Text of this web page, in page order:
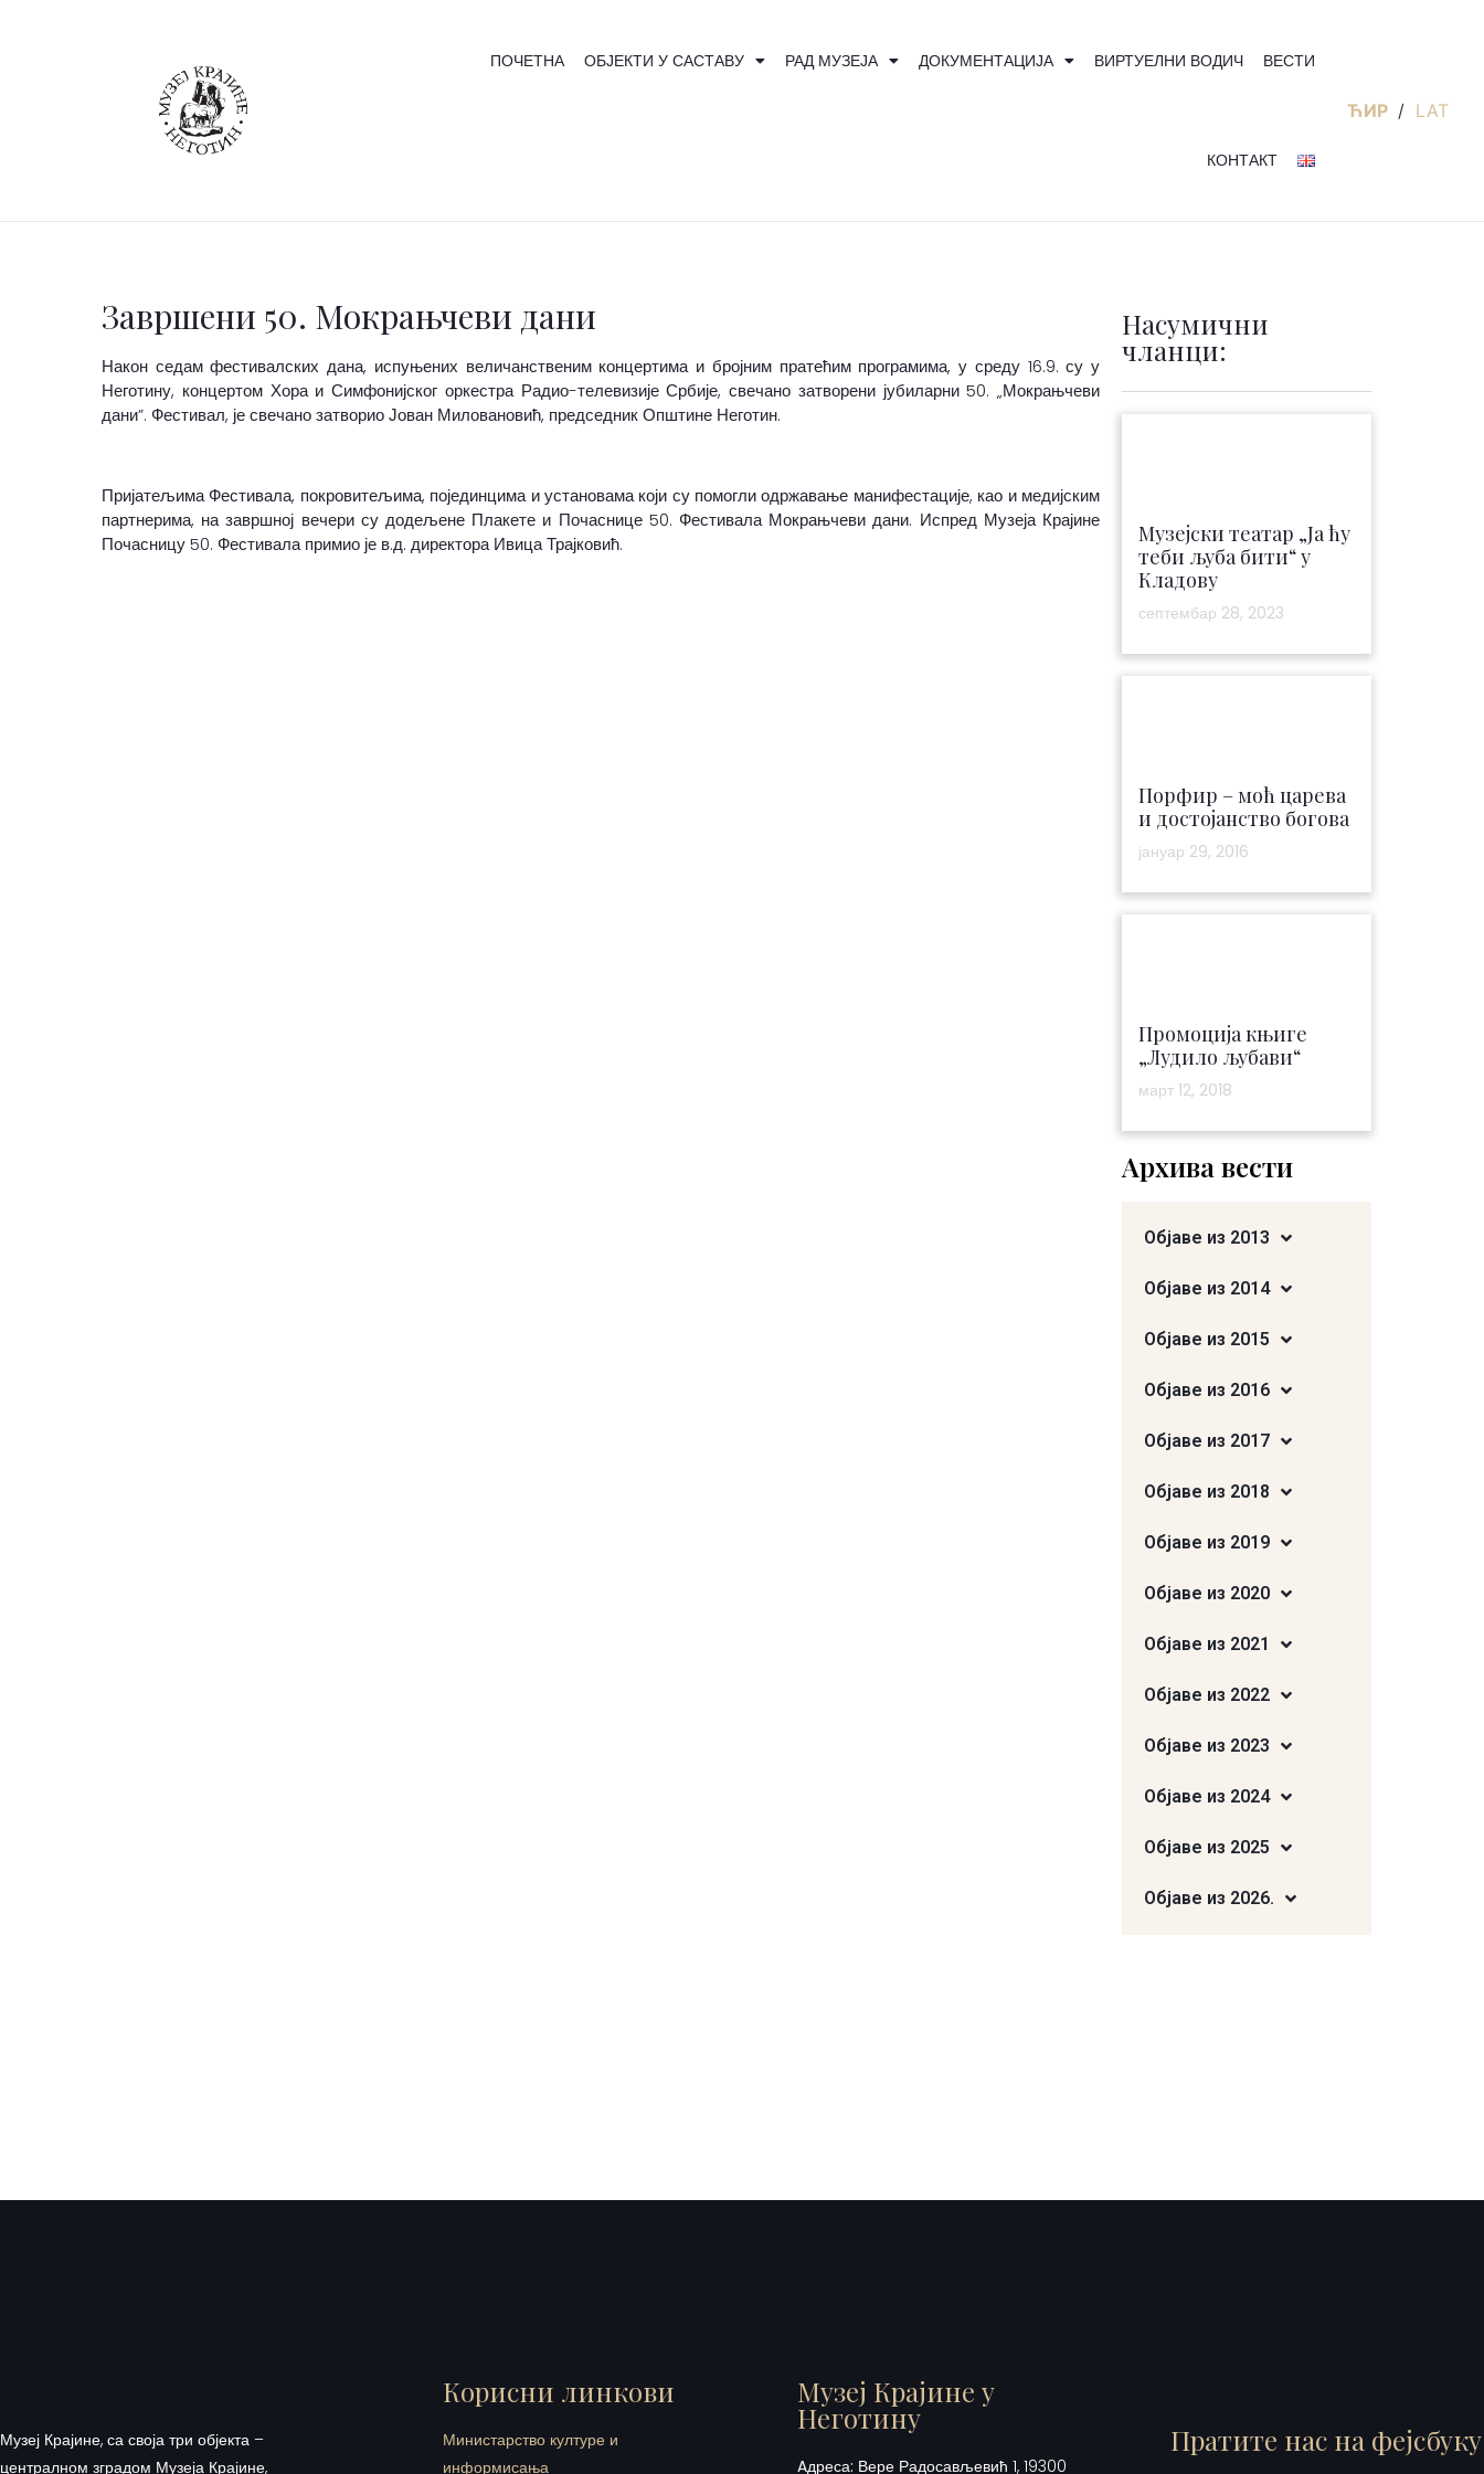
ПОЧЕТНА ОБЈЕКТИ У САСТАВУ РАД МУЗЕЈА ДОКУМЕНТАЦИЈА ВИРТУЕЛНИ ВОДИЧ ВЕСТИ
КОНТАКТ
ЋИР / LAT
Завршени 50. Мокрањчеви дани
Након седам фестивалских дана, испуњених величанственим концертима и бројним пратећим програмима, у среду 16.9. су у
Неготину, концертом Хора и Симфонијског оркестра Радио-телевизије Србије, свечано затворени јубиларни 50. „Мокрањчеви
дани”. Фестивал, је свечано затворио Јован Миловановић, председник Општине Неготин.
Пријатељима Фестивала, покровитељима, појединцима и установама који су помогли одржавање манифестације, као и медијским
партнерима, на завршној вечери су додељене Плакете и Почаснице 50. Фестивала Мокрањчеви дани. Испред Музеја Крајине
Почасницу 50. Фестивала примио је в.д. директора Ивица Трајковић.
Насумични
чланци:
Музејски театар „Ја ћу
теби љуба бити“ у
Кладову
септембар 28, 2023
Порфир – моћ царева
и достојанство богова
јануар 29, 2016
Промоција књиге
„Лудило љубави“
март 12, 2018
Архива вести
Објаве из 2013
Објаве из 2014
Објаве из 2015
Објаве из 2016
Објаве из 2017
Објаве из 2018
Објаве из 2019
Објаве из 2020
Објаве из 2021
Објаве из 2022
Објаве из 2023
Објаве из 2024
Објаве из 2025
Објаве из 2026.
Музеј Крајине, са своја три објекта –
централном зградом Музеја Крајине,
Корисни линкови
Министарство културе и
информисања
Музеј Крајине у
Неготину
Aдреса: Вере Радосављевић 1, 19300
Пратите нас на фејсбуку